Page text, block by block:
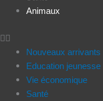
Animaux
Nouveaux arrivants
Education jeunesse
Vie économique
Santé